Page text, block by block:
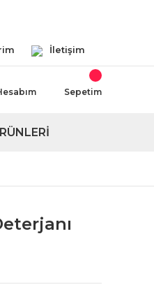
İletişim
Sepetim